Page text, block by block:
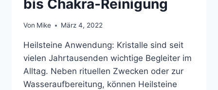
bis Chakra-Reinigung
Von Mike März 4, 2022
Heilsteine Anwendung: Kristalle sind seit
vielen Jahrtausenden wichtige Begleiter im
Alltag. Neben rituellen Zwecken oder zur
Wasseraufbereitung, können Heilsteine